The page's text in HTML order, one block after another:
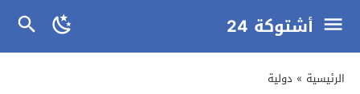
أشتوكة 24
الرئيسية » دولية